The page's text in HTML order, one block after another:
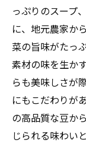
っぷりのスープ
に、地元農家か
菜の旨味がたっ
素材の味を生か
らも美味しさが
にもこだわりが
の高品質な豆か
じられる味わい